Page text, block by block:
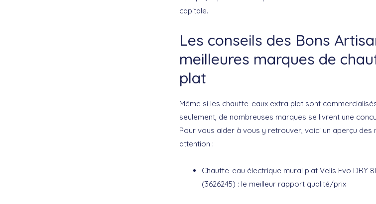
capitale.
Les conseils des Bons
meilleures marques de
plat
Même si les chauffe-eaux extra plat sont
seulement, de nombreuses marques se livrent une
Pour vous aider à vous y retrouver, voici un aperçu
attention :
Chauffe-eau électrique mural plat Velis Evo DRY
(3626245) : le meilleur rapport qualité/prix